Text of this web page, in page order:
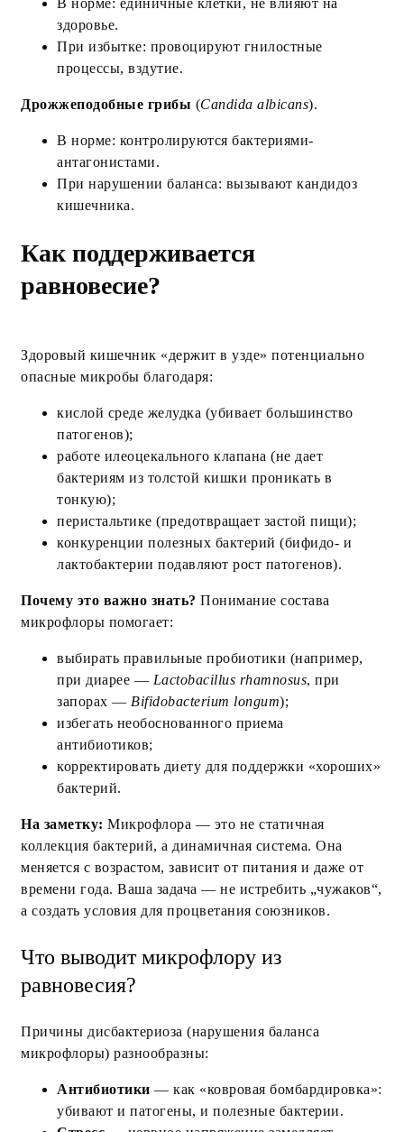
здоровье.
При избытке: провоцируют гнилостные
процессы, вздутие.
Дрожжеподобные грибы (Candida albicans).
В норме: контролируются бактериями-
антагонистами.
При нарушении баланса: вызывают кандидоз
кишечника.
Как поддерживается
равновесие?
Здоровый кишечник «держит в узде» потенциально
опасные микробы благодаря:
кислой среде желудка (убивает большинство
патогенов);
работе илеоцекального клапана (не дает
бактериям из толстой кишки проникать в
тонкую);
перистальтике (предотвращает застой пищи);
конкуренции полезных бактерий (бифидо- и
лактобактерии подавляют рост патогенов).
Почему это важно знать? Понимание состава
микрофлоры помогает:
выбирать правильные пробиотики (например,
при диарее — Lactobacillus rhamnosus, при
запорах — Bifidobacterium longum);
избегать необоснованного приема
антибиотиков;
корректировать диету для поддержки «хороших»
бактерий.
На заметку: Микрофлора — это не статичная
коллекция бактерий, а динамичная система. Она
меняется с возрастом, зависит от питания и даже от
времени года. Ваша задача — не истребить „чужаков“,
а создать условия для процветания союзников.
Что выводит микрофлору из
равновесия?
Причины дисбактериоза (нарушения баланса
микрофлоры) разнообразны:
Антибиотики — как «ковровая бомбардировка»:
убивают и патогены, и полезные бактерии.